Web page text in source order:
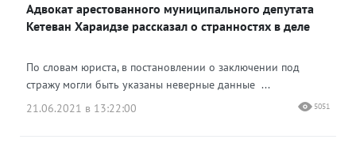
Адвокат арестованного муниципального депутата
Кетеван Хараидзе рассказал о странностях в деле
По словам юриста, в постановлении о заключении под
стражу могли быть указаны неверные данные ...
21.06.2021 в 13:22:00
5051